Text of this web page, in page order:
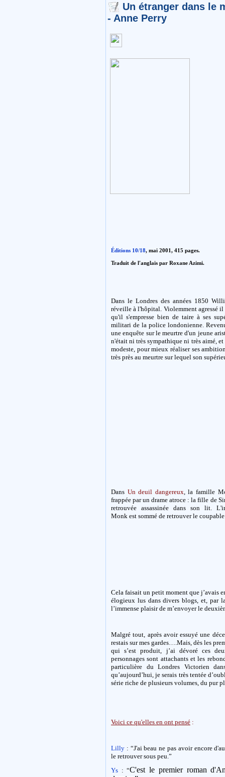
Un étranger dans le
- Anne Perry
Éditions 10/18, mai 2001, 415 pages.
Traduit de l'anglais par Roxane Azimi.
Dans le Londres des années 1850
réveille à l'hôpital. Violemment agressé il
qu'il s'empresse bien de taire à ses
militari de la police londonienne.
une enquête sur le meurtre d'un jeune
n'était ni très sympathique ni très aimé,
modeste, pour mieux réaliser ses
très près au meurtre sur lequel son
Dans Un deuil dangereux, la famille
frappée par un drame atroce : la fille de
retrouvée assassinée dans son lit.
Monk est sommé de retrouver le
Cela faisait un petit moment que j’avais
élogieux lus dans divers blogs, et, par
l’immense plaisir de m’envoyer le
Malgré tout, après avoir essuyé une
restais sur mes gardes….Mais, dès les
qui s’est produit, j’ai dévoré ces
personnages sont attachants et les
particulière du Londres Victorien
qu’aujourd’hui, je serais très tentée
série riche de plusieurs volumes, du pur
Voici ce qu'elles en ont pensé :
Lilly : “J'ai beau ne pas avoir encore
le retrouver sous peu.”
Ys : “C'est le premier roman